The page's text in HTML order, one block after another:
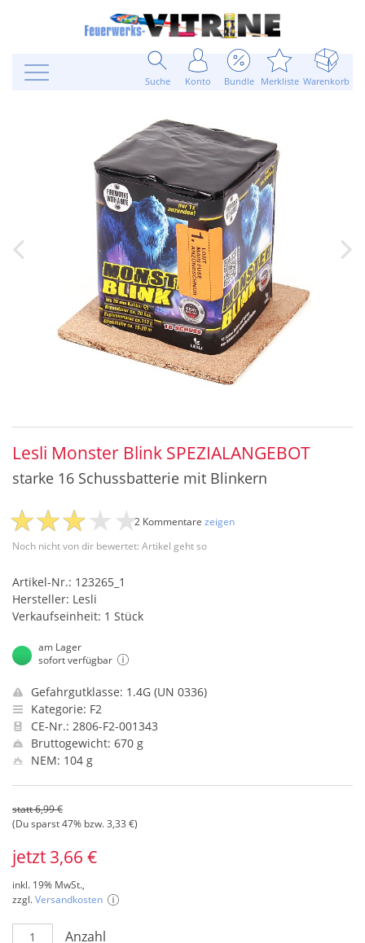
Suche Konto Bundle Merkliste Warenkorb
Lesli Monster Blink SPEZIALANGEBOT
starke 16 Schussbatterie mit Blinkern
Noch nicht von dir bewertet: Artikel geht so
2 Kommentare zeigen
Artikel-Nr.: 123265_1
Hersteller: Lesli
Verkaufseinheit: 1 Stück
am Lager
sofort verfügbar
Gefahrgutklasse: 1.4G (UN 0336)
Kategorie: F2
CE-Nr.: 2806-F2-001343
Bruttogewicht: 670 g
NEM: 104 g
statt 6,99 €
(Du sparst 47% bzw. 3,33 €)
jetzt 3,66 €
inkl. 19% MwSt.,
zzgl.Versandkosten
Anzahl